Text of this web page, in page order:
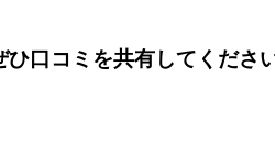
口コミを共有してください